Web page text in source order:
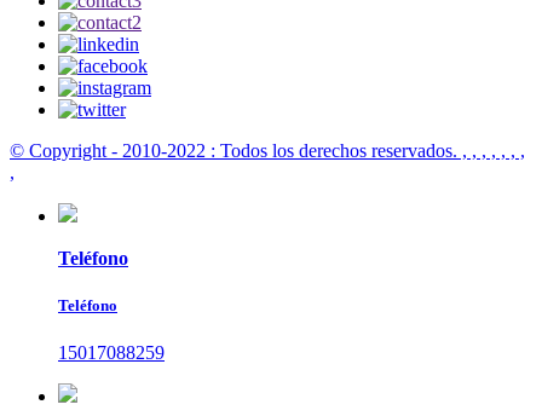
© Copyright - 2010-2022 : Todos los derechos reservados. , , , , , , ,
,
Teléfono
Teléfono
15017088259